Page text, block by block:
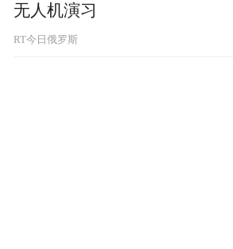
无人机演习
RT今日俄罗斯